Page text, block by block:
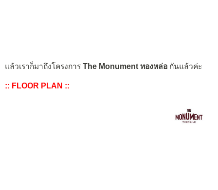
แล้วเราก็มาถึงโครงการ The Monument ทองหล่อ กันแล้วค่ะ
:: FLOOR PLAN ::